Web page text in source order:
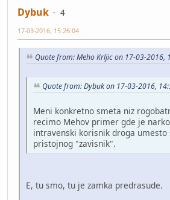
Dybuk
4
17-03-2016, 15:26:04
Quote from: Meho Krljic on 17-03-2016,
Quote from: Dybuk on 17-03-2016,
Meni konkretno smeta niz
recimo Mehov primer gde je
intravenski korisnik droga umesto
pristojnog "zavisnik".
E, tu smo, tu je zamka predrasude.